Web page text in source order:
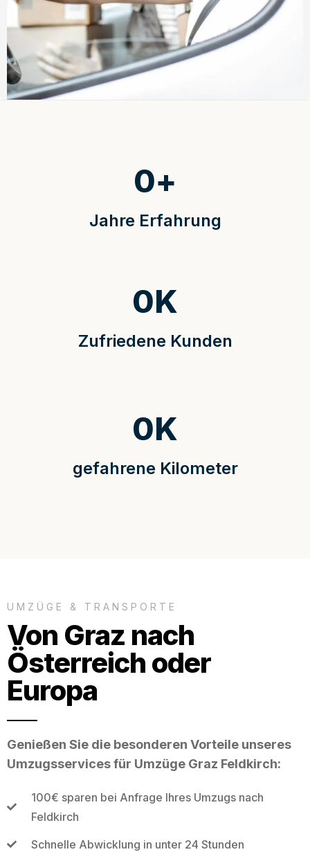
Jahre Erfahrung
0+
Zufriedene Kunden
0K
gefahrene Kilometer
0K
UMZÜGE & TRANSPORTE
Von Graz nach
Österreich oder
Europa
Genießen Sie die besonderen Vorteile unseres
Umzugsservices für Umzüge Graz Feldkirch:
100€ sparen bei Anfrage Ihres Umzugs nach
Feldkirch
Schnelle Abwicklung in unter 24 Stunden